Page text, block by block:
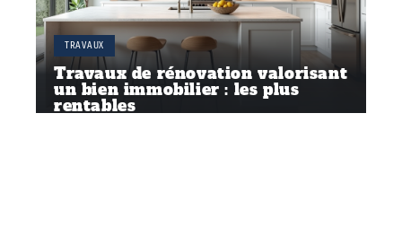
TRAVAUX
Travaux de rénovation valorisant
un bien immobilier : les plus
rentables